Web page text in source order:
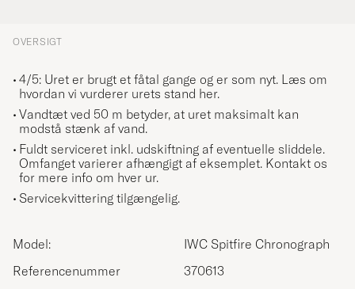
OVERSIGT
4/5: Uret er brugt et fåtal gange og er som nyt. Læs om
hvordan vi vurderer urets stand her.
Vandtæt ved 50 m betyder, at uret maksimalt kan
modstå stænk af vand.
Fuldt serviceret inkl. udskiftning af eventuelle sliddele.
Omfanget varierer afhængigt af eksemplet. Kontakt os
for mere info om hver ur.
Servicekvittering tilgængelig.
Model:
IWC Spitfire Chronograph
Referencenummer
370613